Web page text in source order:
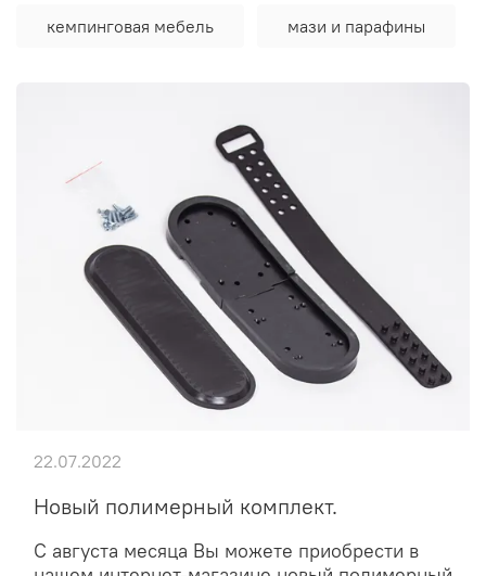
кемпинговая мебель мази и парафины
Новый полимерный комплект.
С августа месяца Вы можете приобрести в
22.07.2022